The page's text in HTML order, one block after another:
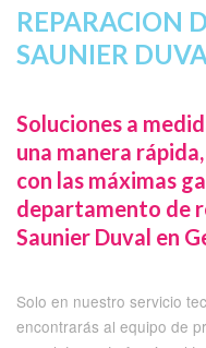
REPARACION
SAUNIER
Soluciones a
una manera
con las máximas
departamento de
Saunier Duval en
Solo en nuestro servicio
encontrarás al equipo de